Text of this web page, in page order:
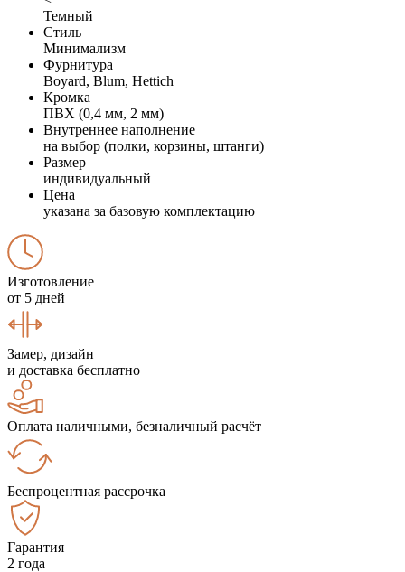
Темный
Стиль
Минимализм
Фурнитура
Boyard, Blum, Hettich
Кромка
ПВХ (0,4 мм, 2 мм)
Внутреннее наполнение
на выбор (полки, корзины, штанги)
Размер
индивидуальный
Цена
указана за базовую комплектацию
Изготовление
от 5 дней
Замер, дизайн
и доставка бесплатно
Оплата наличными, безналичный расчёт
Беспроцентная рассрочка
Гарантия
2 года